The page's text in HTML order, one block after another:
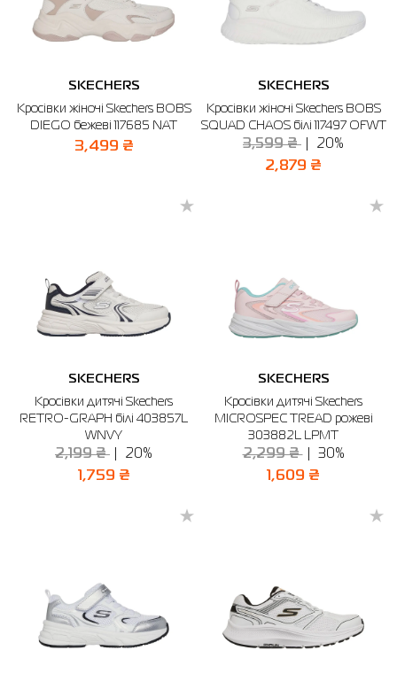
SKECHERS
Кросівки жіночі Skechers BOBS
DIEGO бежеві 117685 NAT
3,499 ₴
SKECHERS
Кросівки жіночі Skechers BOBS
SQUAD CHAOS білі 117497 OFWT
3,599 ₴ 20%
2,879 ₴
SKECHERS
Кросівки дитячі Skechers
RETRO-GRAPH білі 403857L
WNVY
2,199 ₴ 20%
1,759 ₴
SKECHERS
Кросівки дитячі Skechers
MICROSPEC TREAD рожеві
303882L LPMT
2,299 ₴ 30%
1,609 ₴